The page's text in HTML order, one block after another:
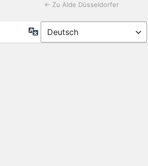
← Zu Alde Düsseldorfer
Sprache